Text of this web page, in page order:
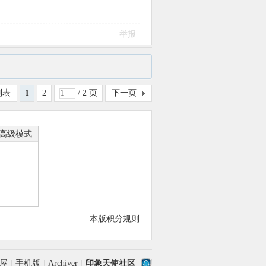
举报
1 2 / 2 页 下一页
表
高级模式
本版积分规则
手机版 Archiver 印象天使社区